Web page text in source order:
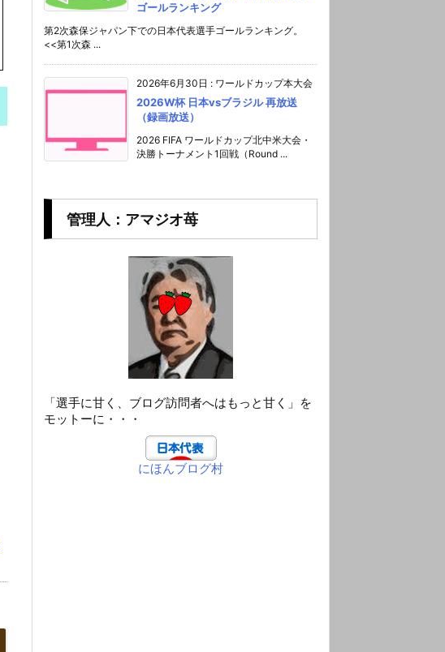
ゴールランキング
第2次森保ジャパン下での日本代表選手ゴールランキング。
<<第1次森 ...
2026年6月30日 : ワールドカップ本大会
2026W杯 日本vsブラジル 再放送
（録画放送）
2026 FIFA ワールドカップ北中米大会・
決勝トーナメント1回戦（Round ...
管理人：アマジオ苺
「選手に甘く、ブログ訪問者へはもっと甘く」を
モットーに・・・
にほんブログ村